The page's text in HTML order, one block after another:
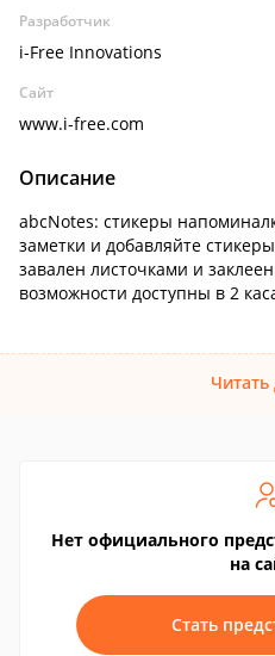
Разработчик
i-Free Innovations
Сайт
www.i-free.com
Описание
abcNotes: стикеры
заметки и добавляйте
завален листочками и
возможности доступны в 2
Читать
Нет официального
на
Стать